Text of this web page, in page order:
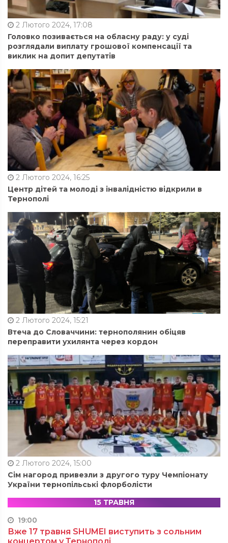
2 Лютого 2024, 17:08
Головко позивається на обласну раду: у суді
розглядали виплату грошової компенсації та
виклик на допит депутатів
2 Лютого 2024, 16:25
Центр дітей та молоді з інвалідністю відкрили в
Тернополі
2 Лютого 2024, 15:21
Втеча до Словаччини: тернополянин обіцяв
переправити ухилянта через кордон
2 Лютого 2024, 15:00
Сім нагород привезли з другого туру Чемпіонату
України тернопільські флорболісти
15 ТРАВНЯ
19:00
Вже 17 травня SHUMEI виступить з сольним